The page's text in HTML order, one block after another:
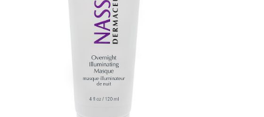
TOEVOEGEN AAN WINKELWAGEN